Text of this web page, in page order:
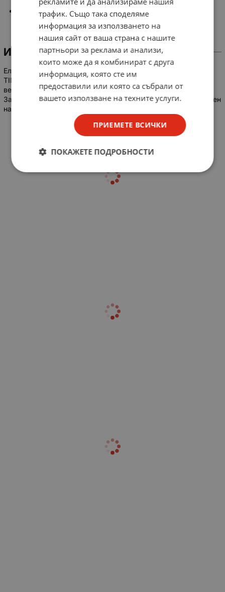
EAN: 5906197308194
ИНФОРМАЦИЯ
Електрическият междинен ключ, тип мързелив, на фирма
TIMEX е предназначен за прекъсване на електрическата
верига на лампи и нощни лампи с метална връвчица.
Захранващо напрежение - 230 V, номинален ток – 2 А. Степен
на защита - 20 IP.
трафик. Също така споделяме
информация за използването на
нашия сайт от ваша страна с нашите
партньори за реклама и анализи,
които може да я комбинират с друга
информация, която сте им
предоставили или която са събрали от
вашето използване на техните услуги.
ПРИЕМЕТЕ ВСИЧКИ
ПОКАЖЕТЕ ПОДРОБНОСТИ